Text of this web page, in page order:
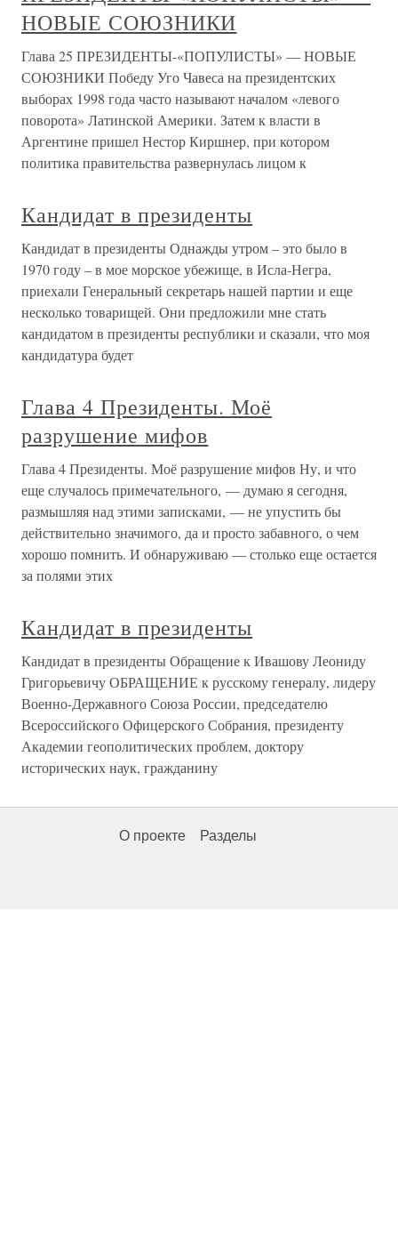
НОВЫЕ СОЮЗНИКИ
Глава 25 ПРЕЗИДЕНТЫ-«ПОПУЛИСТЫ» — НОВЫЕ
СОЮЗНИКИ Победу Уго Чавеса на президентских
выборах 1998 года часто называют началом «левого
поворота» Латинской Америки. Затем к власти в
Аргентине пришел Нестор Киршнер, при котором
политика правительства развернулась лицом к
Кандидат в президенты
Кандидат в президенты Однажды утром – это было в
1970 году – в мое морское убежище, в Исла-Негра,
приехали Генеральный секретарь нашей партии и еще
несколько товарищей. Они предложили мне стать
кандидатом в президенты республики и сказали, что моя
кандидатура будет
Глава 4 Президенты. Моё
разрушение мифов
Глава 4 Президенты. Моё разрушение мифов Ну, и что
еще случалось примечательного, — думаю я сегодня,
размышляя над этими записками, — не упустить бы
действительно значимого, да и просто забавного, о чем
хорошо помнить. И обнаруживаю — столько еще остается
за полями этих
Кандидат в президенты
Кандидат в президенты Обращение к Ивашову Леониду
Григорьевичу ОБРАЩЕНИЕ к русскому генералу, лидеру
Военно-Державного Союза России, председателю
Всероссийского Офицерского Собрания, президенту
Академии геополитических проблем, доктору
исторических наук, гражданину
О проекте Разделы